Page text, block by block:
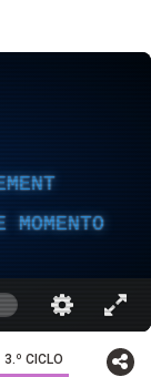
3.º CICLO